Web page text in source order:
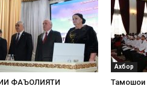
ФАЪОЛИЯТИ
Ахбор
Тамошои